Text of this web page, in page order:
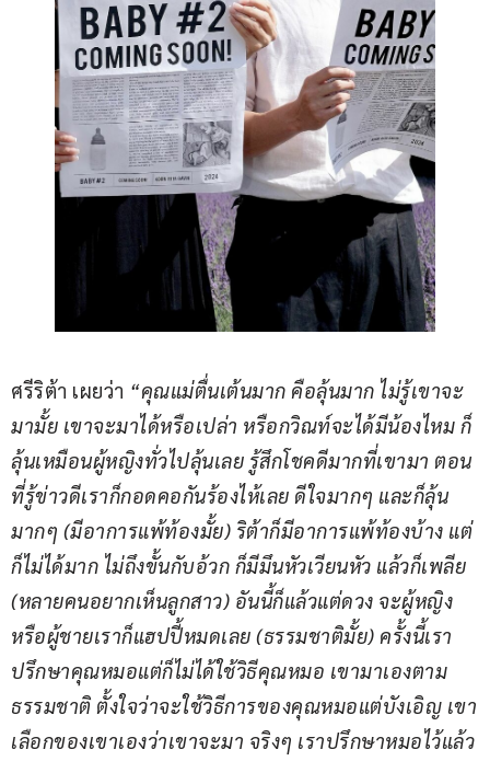
ศรีริต้า เผยว่า “คุณแม่ตื่นเต้นมาก คือลุ้นมาก ไม่รู้เขาจะ
มามั้ย เขาจะมาได้หรือเปล่า หรือกวิณท์จะได้มีน้องไหม ก็
ลุ้นเหมือนผู้หญิงทั่วไปลุ้นเลย รู้สึกโชคดีมากที่เขามา ตอน
ที่รู้ข่าวดีเราก็กอดคอกันร้องไห้เลย ดีใจมากๆ และก็ลุ้น
มากๆ (มีอาการแพ้ท้องมั้ย) ริต้าก็มีอาการแพ้ท้องบ้าง แต่
ก็ไม่ได้มาก ไม่ถึงขั้นกับอ้วก ก็มีมึนหัวเวียนหัว แล้วก็เพลีย
(หลายคนอยากเห็นลูกสาว) อันนี้ก็แล้วแต่ดวง จะผู้หญิง
หรือผู้ชายเราก็แฮปปี้หมดเลย (ธรรมชาติมั้ย) ครั้งนี้เรา
ปรึกษาคุณหมอแต่ก็ไม่ได้ใช้วิธีคุณหมอ เขามาเองตาม
ธรรมชาติ ตั้งใจว่าจะใช้วิธีการของคุณหมอแต่บังเอิญ เขา
เลือกของเขาเองว่าเขาจะมา จริงๆ เราปรึกษาหมอไว้แล้ว